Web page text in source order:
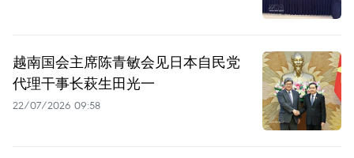
越南国会主席陈青敏会见日本自民党
代理干事长萩生田光一
22/07/2026 09:58